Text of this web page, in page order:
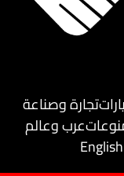
تجارة وصناعة
عرب وعالم